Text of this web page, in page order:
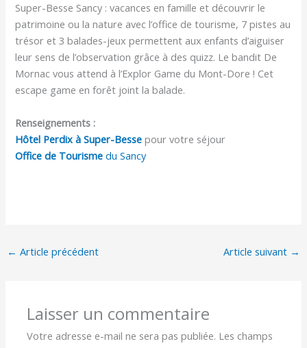
Super-Besse Sancy : vacances en famille et découvrir le
patrimoine ou la nature avec l’office de tourisme, 7 pistes au
trésor et 3 balades-jeux permettent aux enfants d’aiguiser
leur sens de l’observation grâce à des quizz. Le bandit De
Mornac vous attend à l’Explor Game du Mont-Dore ! Cet
escape game en forêt joint la balade.
Renseignements :
Hôtel Perdix à Super-Besse pour votre séjour
Office de Tourisme du Sancy
← Article précédent Article suivant →
Laisser un commentaire
Votre adresse e-mail ne sera pas publiée. Les champs